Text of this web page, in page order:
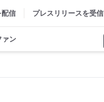
配信 プレスリリースを受信
ァン